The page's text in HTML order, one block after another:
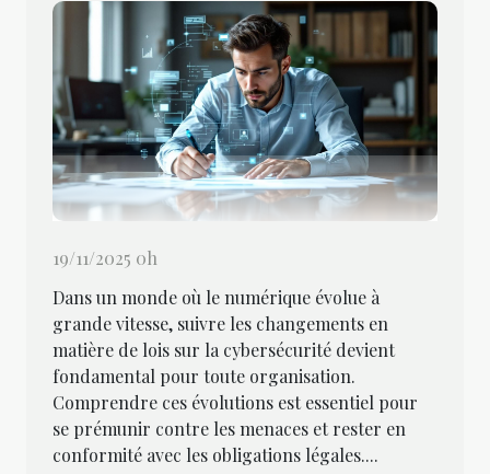
19/11/2025 0h
Dans un monde où le numérique évolue à
grande vitesse, suivre les changements en
matière de lois sur la cybersécurité devient
fondamental pour toute organisation.
Comprendre ces évolutions est essentiel pour
se prémunir contre les menaces et rester en
conformité avec les obligations légales....